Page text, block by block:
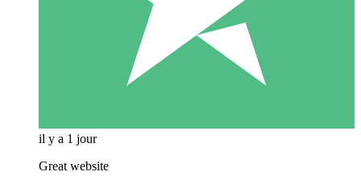
il y a 1 jour
Great website